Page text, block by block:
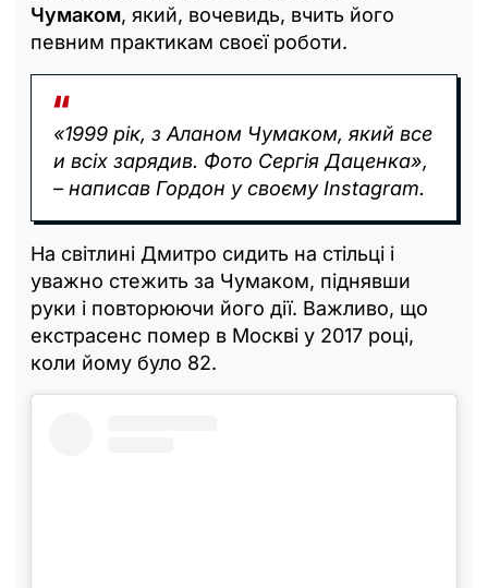
Чумаком, який, вочевидь, вчить його
певним практикам своєї роботи.
«1999 рік, з Аланом Чумаком, який все
и всіх зарядив. Фото Сергія Даценка»,
– написав Гордон у своєму Instagram.
На світлині Дмитро сидить на стільці і
уважно стежить за Чумаком, піднявши
руки і повторюючи його дії. Важливо, що
екстрасенс помер в Москві у 2017 році,
коли йому було 82.